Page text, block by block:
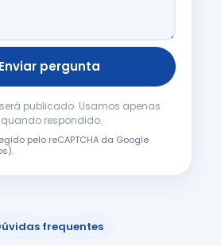
Enviar pergunta
publicado. Usamos apenas
respondido.
pelo reCAPTCHA da Google
).
frequentes